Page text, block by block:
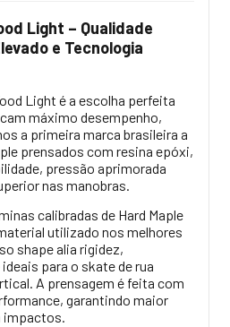
Light – Qualidade
e Tecnologia
Light é a escolha perfeita
máximo desempenho,
a primeira marca brasileira a
prensados com resina epóxi,
pressão aprimorada
nas manobras.
calibradas de Hard Maple
utilizado nos melhores
shape alia rigidez,
para o skate de rua
A prensagem é feita com
garantindo maior
impactos.